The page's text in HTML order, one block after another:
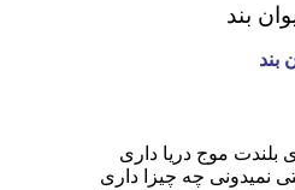
بند
بند
بلندت موج دریا داری
نمیدونی چه چیزا داری